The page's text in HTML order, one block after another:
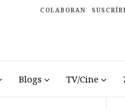
COLABORAN
Blogs TV/Cine